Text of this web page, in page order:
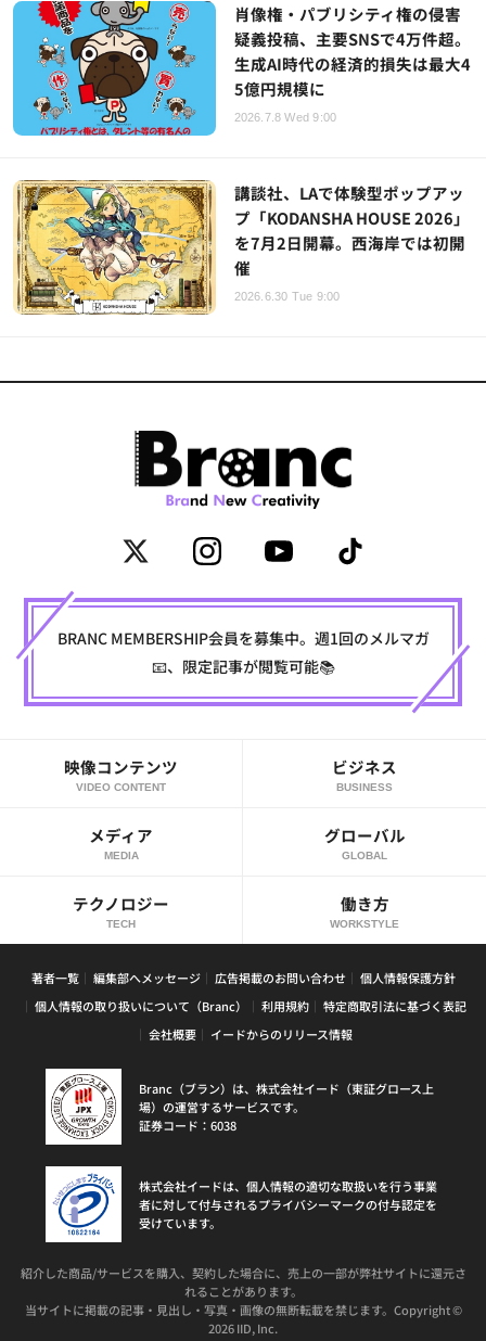
肖像権・パブリシティ権の侵害
疑義投稿、主要SNSで4万件超。
生成AI時代の経済的損失は最大4
5億円規模に
2026.7.8 Wed 9:00
講談社、LAで体験型ポップアッ
プ「KODANSHA HOUSE 2026」
を7月2日開幕。西海岸では初開
催
2026.6.30 Tue 9:00
BRANC MEMBERSHIP会員を募集中。週1回のメルマガ
📧、限定記事が閲覧可能📚
映像コンテンツ
VIDEO CONTENT
ビジネス
BUSINESS
メディア
MEDIA
グローバル
GLOBAL
テクノロジー
TECH
働き方
WORKSTYLE
著者一覧 編集部へメッセージ 広告掲載のお問い合わせ
個人情報保護方針
個人情報の取り扱いについて（Branc）
利用規約
特定商取引法に基づく表記
会社概要
イードからのリリース情報
Branc（ブラン）は、株式会社イード（東証グロース上
場）の運営するサービスです。
証券コード：6038
株式会社イードは、個人情報の適切な取扱いを行う事業
者に対して付与されるプライバシーマークの付与認定を
受けています。
紹介した商品/サービスを購入、契約した場合に、売上の一部が弊社サイトに還元さ
れることがあります。
当サイトに掲載の記事・見出し・写真・画像の無断転載を禁じます。Copyright ©
2026 IID, Inc.